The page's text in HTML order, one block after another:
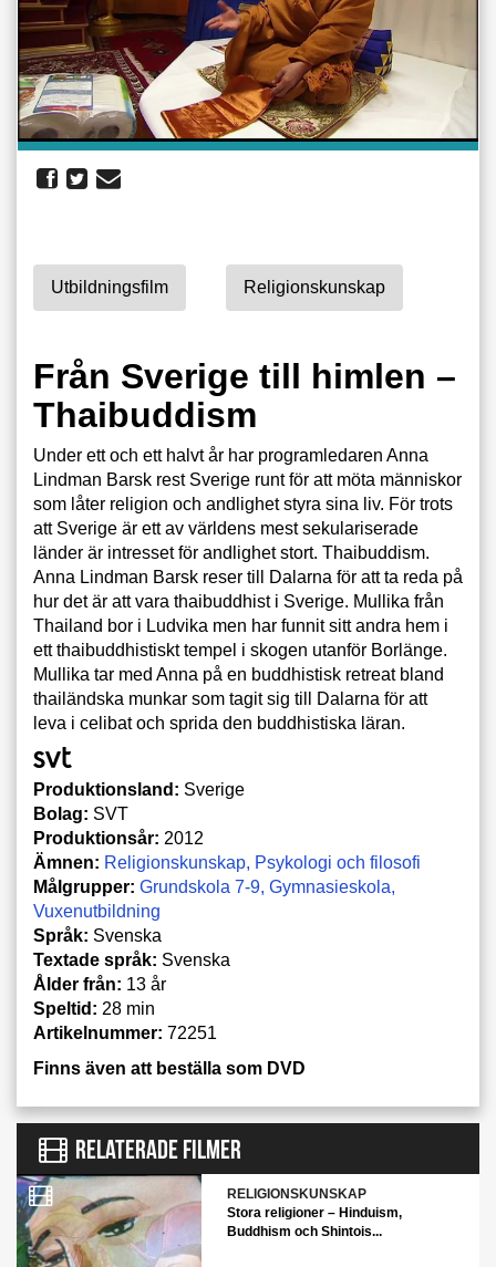
Utbildningsfilm Religionskunskap
Från Sverige till himlen –
Thaibuddism
Under ett och ett halvt år har programledaren Anna
Lindman Barsk rest Sverige runt för att möta människor
som låter religion och andlighet styra sina liv. För trots
att Sverige är ett av världens mest sekulariserade
länder är intresset för andlighet stort. Thaibuddism.
Anna Lindman Barsk reser till Dalarna för att ta reda på
hur det är att vara thaibuddhist i Sverige. Mullika från
Thailand bor i Ludvika men har funnit sitt andra hem i
ett thaibuddhistiskt tempel i skogen utanför Borlänge.
Mullika tar med Anna på en buddhistisk retreat bland
thailändska munkar som tagit sig till Dalarna för att
leva i celibat och sprida den buddhistiska läran.
Produktionsland: Sverige
Bolag: SVT
Produktionsår: 2012
Ämnen: Religionskunskap Psykologi och filosofi
Målgrupper: Grundskola 7-9 Gymnasieskola
Vuxenutbildning
Språk: Svenska
Textade språk: Svenska
Ålder från: 13 år
Speltid: 28 min
Artikelnummer: 72251
Finns även att beställa som DVD
RELATERADE FILMER
RELIGIONSKUNSKAP
Stora religioner – Hinduism,
Buddhism och Shintois...